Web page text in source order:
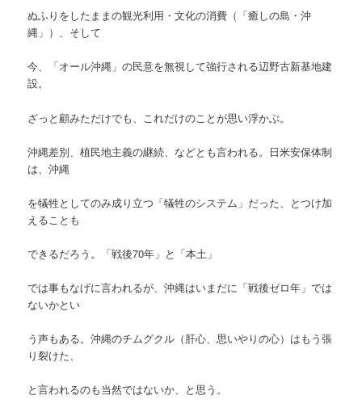
ぬふりをしたままの観光利用・文化の消費（「癒しの島・沖
縄」）、そして
今、「オール沖縄」の民意を無視して強行される辺野古新基地建
設。
ざっと顧みただけでも、これだけのことが思い浮かぶ。
沖縄差別、植民地主義の継続、などとも言われる。日米安保体制
は、沖縄
を犠牲としてのみ成り立つ「犠牲のシステム」だった、とつけ加
えることも
できるだろう。「戦後70年」と「本土」
では事もなげに言われるが、沖縄はいまだに「戦後ゼロ年」では
ないかとい
う声もある。沖縄のチムグクル（肝心、思いやりの心）はもう張
り裂けた、
と言われるのも当然ではないか、と思う。